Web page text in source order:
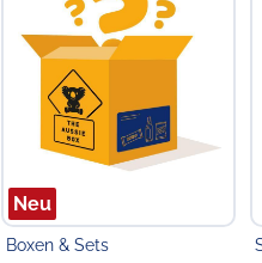
Neu
Boxen & Sets